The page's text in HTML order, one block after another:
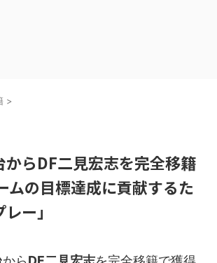
>
からDF二見宏志を完全移籍
ムの目標達成に貢献するた
ー」